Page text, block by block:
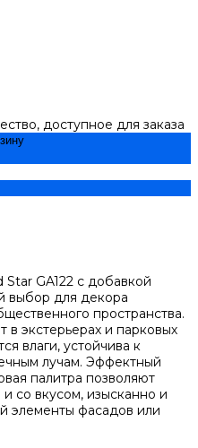
доступное для заказа
GA122 с добавкой
выбор для декора
пространства.
в экстерьерах и парковых
влаги, устойчива к
лучам. Эффектный
палитра позволяют
со вкусом, изысканно и
элементы фасадов или